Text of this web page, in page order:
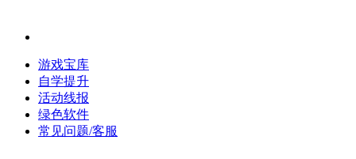
游戏宝库
自学提升
活动线报
绿色软件
常见问题/客服